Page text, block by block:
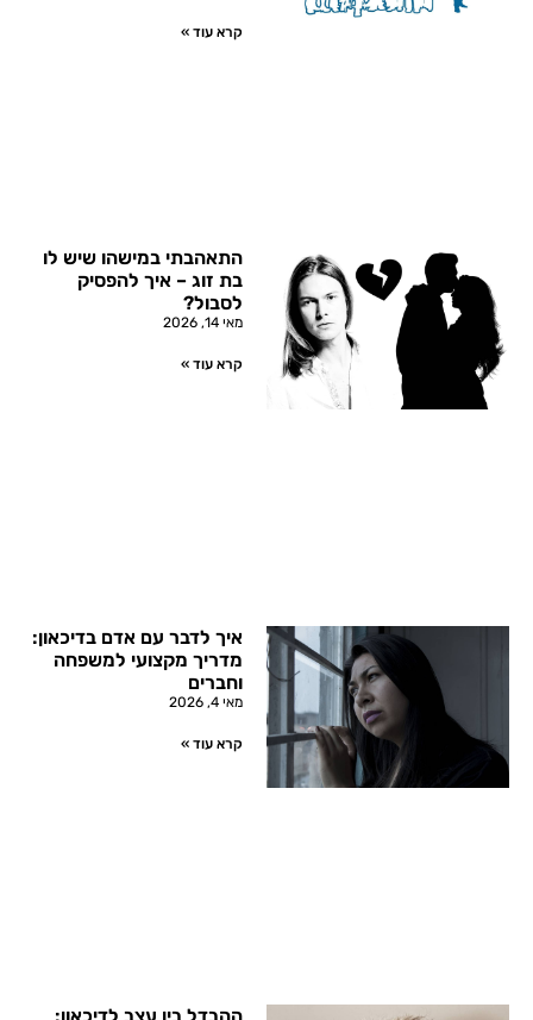
קרא עוד »
התאהבתי במישהו שיש לו
בת זוג – איך להפסיק
לסבול?
מאי 14, 2026
קרא עוד »
איך לדבר עם אדם בדיכאון:
מדריך מקצועי למשפחה
וחברים
מאי 4, 2026
קרא עוד »
ההבדל בין עצב לדיכאון: